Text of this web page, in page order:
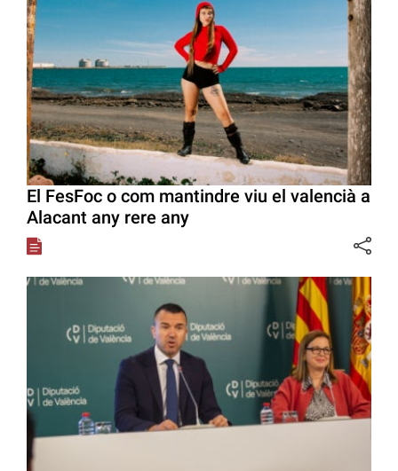
El FesFoc o com mantindre viu el valencià a
Alacant any rere any